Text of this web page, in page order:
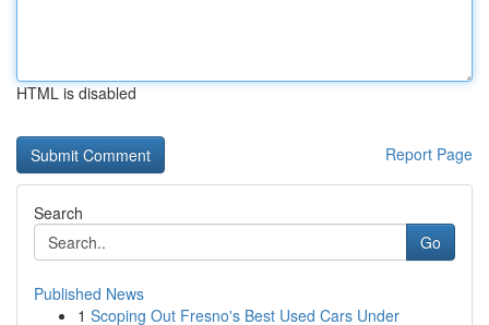
HTML is disabled
Report Page
Search
Go
Published News
1 Scoping Out Fresno's Best Used Cars Under